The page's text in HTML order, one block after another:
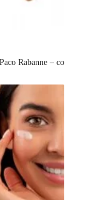
Rabanne – co